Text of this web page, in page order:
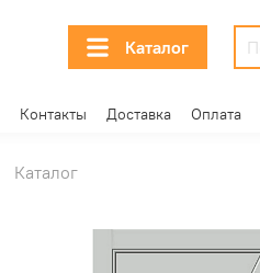
Каталог
Контакты Доставка Оплата
Каталог